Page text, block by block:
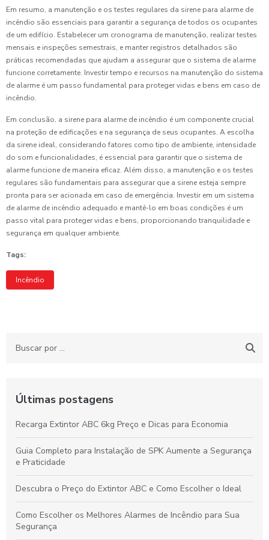
Em resumo, a manutenção e os testes regulares da sirene para alarme de
incêndio são essenciais para garantir a segurança de todos os ocupantes
de um edifício. Estabelecer um cronograma de manutenção, realizar testes
mensais e inspeções semestrais, e manter registros detalhados são
práticas recomendadas que ajudam a assegurar que o sistema de alarme
funcione corretamente. Investir tempo e recursos na manutenção do sistema
de alarme é um passo fundamental para proteger vidas e bens em caso de
incêndio.
Em conclusão, a sirene para alarme de incêndio é um componente crucial
na proteção de edificações e na segurança de seus ocupantes. A escolha
da sirene ideal, considerando fatores como tipo de ambiente, intensidade
do som e funcionalidades, é essencial para garantir que o sistema de
alarme funcione de maneira eficaz. Além disso, a manutenção e os testes
regulares são fundamentais para assegurar que a sirene esteja sempre
pronta para ser acionada em caso de emergência. Investir em um sistema
de alarme de incêndio adequado e mantê-lo em boas condições é um
passo vital para proteger vidas e bens, proporcionando tranquilidade e
segurança em qualquer ambiente.
Tags:
Incêndio
Últimas postagens
Recarga Extintor ABC 6kg Preço e Dicas para Economia
Guia Completo para Instalação de SPK Aumente a Segurança
e Praticidade
Descubra o Preço do Extintor ABC e Como Escolher o Ideal
Como Escolher os Melhores Alarmes de Incêndio para Sua
Segurança